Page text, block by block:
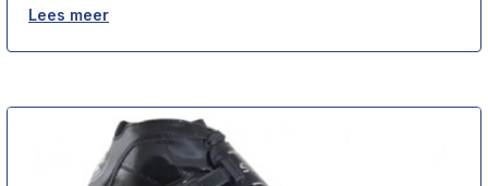
Lees meer